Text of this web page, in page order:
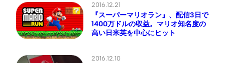
2016.12.21
『スーパーマリオラン』、配信3日で
1400万ドルの収益。マリオ知名度の
高い日米英を中心にヒット
2016.12.10